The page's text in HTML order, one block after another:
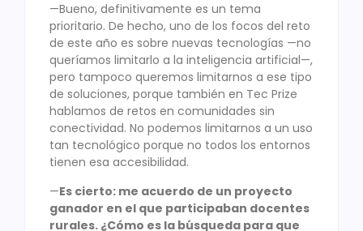
—Bueno, definitivamente es un tema
prioritario. De hecho, uno de los focos del reto
de este año es sobre nuevas tecnologías —no
queríamos limitarlo a la inteligencia artificial—,
pero tampoco queremos limitarnos a ese tipo
de soluciones, porque también en Tec Prize
hablamos de retos en comunidades sin
conectividad. No podemos limitarnos a un uso
tan tecnológico porque no todos los entornos
tienen esa accesibilidad.
—Es cierto: me acuerdo de un proyecto
ganador en el que participaban docentes
rurales. ¿Cómo es la búsqueda para que